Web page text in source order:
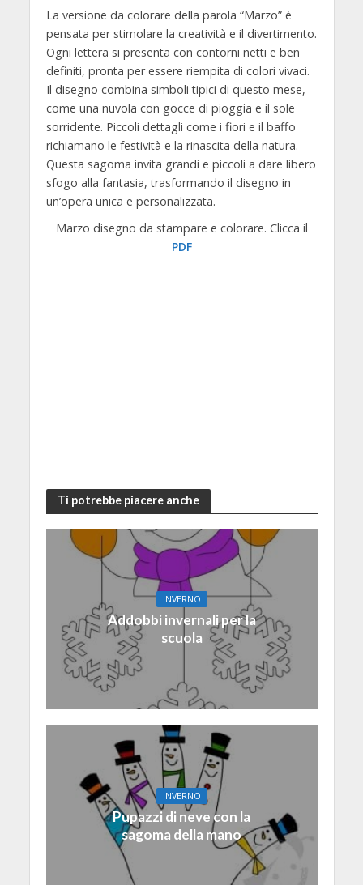
La versione da colorare della parola “Marzo” è
pensata per stimolare la creatività e il divertimento.
Ogni lettera si presenta con contorni netti e ben
definiti, pronta per essere riempita di colori vivaci.
Il disegno combina simboli tipici di questo mese,
come una nuvola con gocce di pioggia e il sole
sorridente. Piccoli dettagli come i fiori e il baffo
richiamano le festività e la rinascita della natura.
Questa sagoma invita grandi e piccoli a dare libero
sfogo alla fantasia, trasformando il disegno in
un’opera unica e personalizzata.
Marzo disegno da stampare e colorare. Clicca il
PDF
Ti potrebbe piacere anche
INVERNO
Addobbi invernali per la
scuola
INVERNO
Pupazzi di neve con la
sagoma della mano